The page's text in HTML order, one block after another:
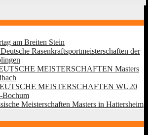
am Breiten Stein
Rasenkraftsportmeisterschaften der
MEISTERSCHAFTEN Masters
MEISTERSCHAFTEN WU20
Bochum
Meisterschaften Masters in Hattersheim